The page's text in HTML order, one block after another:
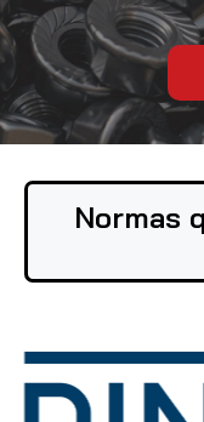
Normas